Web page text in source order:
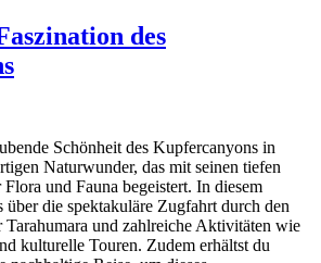
des
Schönheit des Kupfercanyons in
Naturwunder, das mit seinen tiefen
und Fauna begeistert. In diesem
die spektakuläre Zugfahrt durch den
und zahlreiche Aktivitäten wie
kulturelle Touren. Zudem erhältst du